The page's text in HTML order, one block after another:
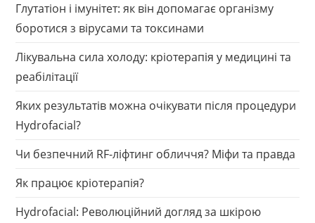
Глутатіон і імунітет: як він допомагає організму
боротися з вірусами та токсинами
Лікувальна сила холоду: кріотерапія у медицині та
реабілітації
Яких результатів можна очікувати після процедури
Hydrofacial?
Чи безпечний RF-ліфтинг обличчя? Міфи та правда
Як працює кріотерапія?
Hydrofacial: Революційний догляд за шкірою